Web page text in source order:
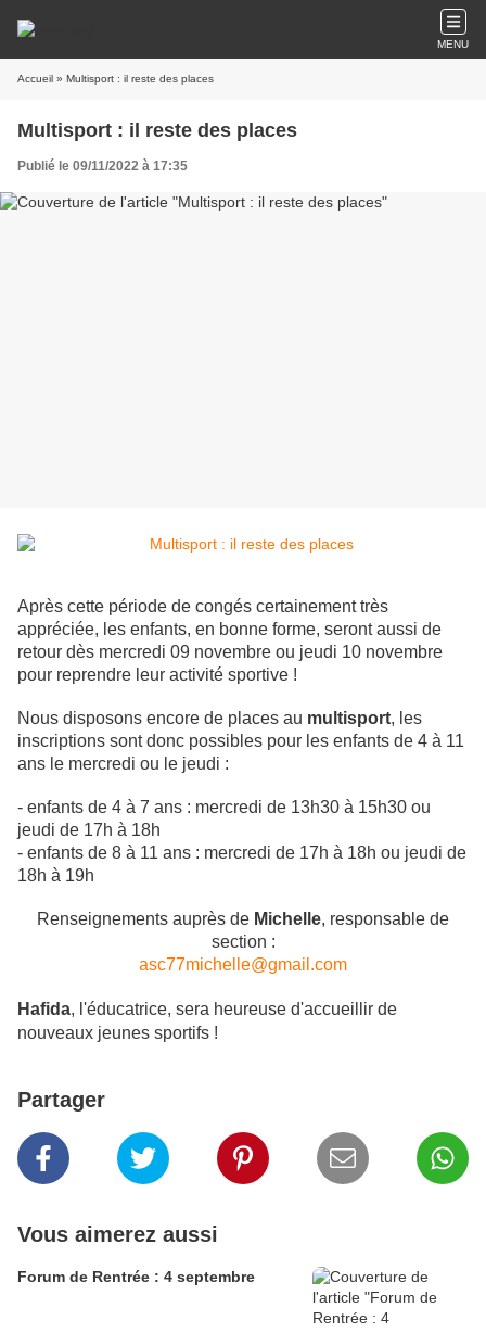
MENU
Accueil » Multisport : il reste des places
Multisport : il reste des places
Publié le 09/11/2022 à 17:35
Après cette période de congés certainement très
appréciée, les enfants, en bonne forme, seront aussi de
retour dès mercredi 09 novembre ou jeudi 10 novembre
pour reprendre leur activité sportive !
Nous disposons encore de places au multisport, les
inscriptions sont donc possibles pour les enfants de 4 à 11
ans le mercredi ou le jeudi :
- enfants de 4 à 7 ans : mercredi de 13h30 à 15h30 ou
jeudi de 17h à 18h
- enfants de 8 à 11 ans : mercredi de 17h à 18h ou jeudi de
18h à 19h
Renseignements auprès de Michelle, responsable de
section :
asc77michelle@gmail.com
Hafida, l'éducatrice, sera heureuse d'accueillir de
nouveaux jeunes sportifs !
Partager
Vous aimerez aussi
Forum de Rentrée : 4 septembre